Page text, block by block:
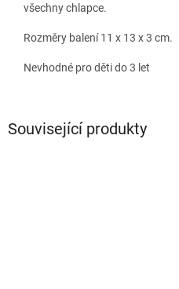
všechny chlapce.
Rozměry balení 11 x 13 x 3 cm.
Nevhodné pro děti do 3 let
Související produkty